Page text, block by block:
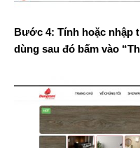
Bước 4: Tính hoặc nhập
dùng sau đó bấm vào